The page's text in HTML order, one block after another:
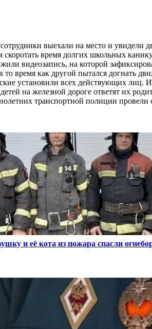
выехали на место и увидели
время долгих школьных
видеозапись, на которой
время как другой пытался догнать
установили всех действующих лиц.
на железной дороге ответят их
транспортной полиции
и её кота из пожара спасли